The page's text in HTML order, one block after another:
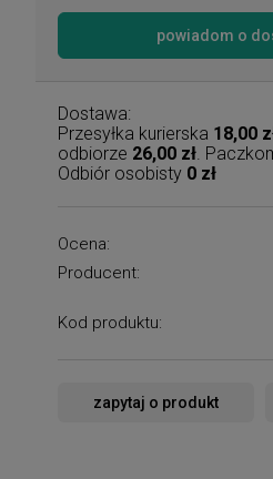
powiadom o
Dostawa:
Przesyłka kurierska 18,00
odbiorze 26,00 zł .
Odbiór osobisty 0 zł
Ocena:
Producent:
Kod produktu:
zapytaj o produkt